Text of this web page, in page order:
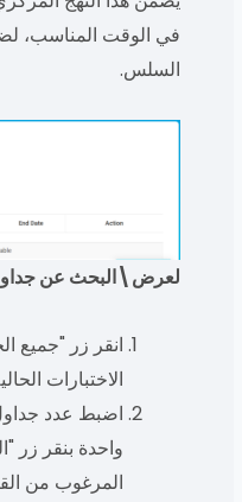
في الوقت المناسب،
السلس.
لعرض\البحث عن جداول
انقر زر "جميع
الاختبارات
اضبط عدد
واحدة بنقر زر
المرغوب من